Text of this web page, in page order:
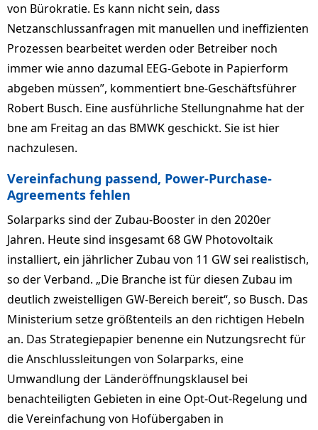
von Bürokratie. Es kann nicht sein, dass
Netzanschlussanfragen mit manuellen und ineffizienten
Prozessen bearbeitet werden oder Betreiber noch
immer wie anno dazumal EEG-Gebote in Papierform
abgeben müssen”, kommentiert bne-Geschäftsführer
Robert Busch. Eine ausführliche Stellungnahme hat der
bne am Freitag an das BMWK geschickt. Sie ist hier
nachzulesen.
Vereinfachung passend, Power-Purchase-
Agreements fehlen
Solarparks sind der Zubau-Booster in den 2020er
Jahren. Heute sind insgesamt 68 GW Photovoltaik
installiert, ein jährlicher Zubau von 11 GW sei realistisch,
so der Verband. „Die Branche ist für diesen Zubau im
deutlich zweistelligen GW-Bereich bereit“, so Busch. Das
Ministerium setze größtenteils an den richtigen Hebeln
an. Das Strategiepapier benenne ein Nutzungsrecht für
die Anschlussleitungen von Solarparks, eine
Umwandlung der Länderöffnungsklausel bei
benachteiligten Gebieten in eine Opt-Out-Regelung und
die Vereinfachung von Hofübergaben in